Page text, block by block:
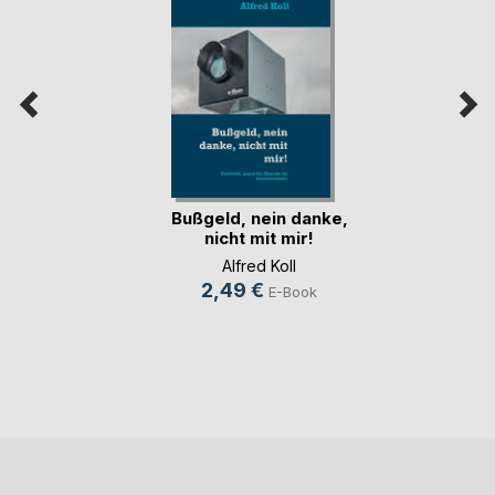
Bußgeld, nein danke,
nicht mit mir!
Alfred Koll
2,49 € E-Book